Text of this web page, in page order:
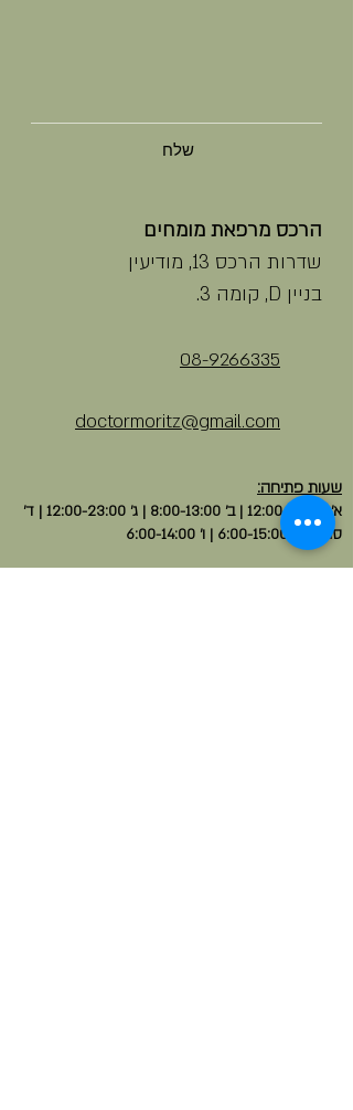
שלח
הרכס מרפאת מומחים
שדרות הרכס 13, מודיעין
בניין D, קומה 3.
08-9266335
doctormoritz@gmail.com
שעות פתיחה:
א' 12:00-23:00 | ב' 8:00-13:00 | ג' 12:00-23:00 | ד'
סגור | ה' 6:00-15:00 | ו' 6:00-14:00